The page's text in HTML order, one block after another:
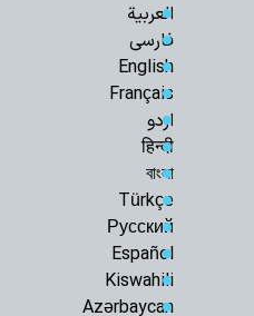
العربية
فارسی
English
Français
اردو
हिन्दी
বাংলা
Türkçe
Русский
Español
Kiswahili
Azərbaycan